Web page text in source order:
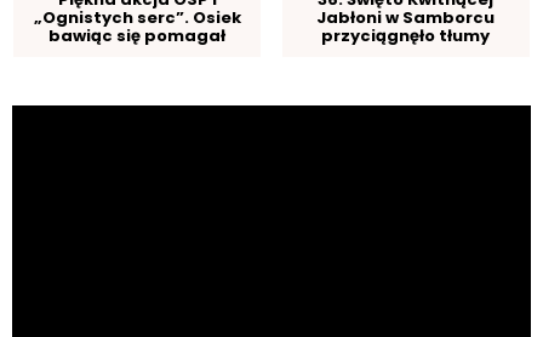
„Ognistych serc”. Osiek
bawiąc się pomagał
Jabłoni w Samborcu
przyciągnęło tłumy